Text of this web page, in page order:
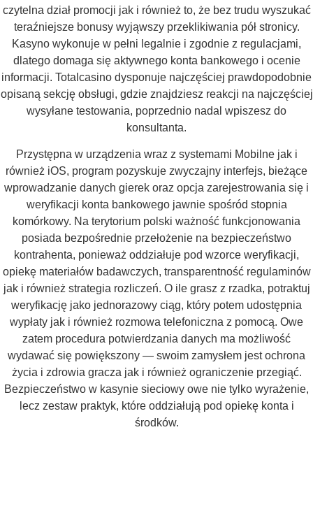
czytelna dział promocji jak i również to, że bez trudu wyszukać
teraźniejsze bonusy wyjąwszy przeklikiwania pół stronicy.
Kasyno wykonuje w pełni legalnie i zgodnie z regulacjami,
dlatego domaga się aktywnego konta bankowego i ocenie
informacji. Totalcasino dysponuje najczęściej prawdopodobnie
opisaną sekcję obsługi, gdzie znajdziesz reakcji na najczęściej
wysyłane testowania, poprzednio nadal wpiszesz do
konsultanta.
Przystępna w urządzenia wraz z systemami Mobilne jak i
również iOS, program pozyskuje zwyczajny interfejs, bieżące
wprowadzanie danych gierek oraz opcja zarejestrowania się i
weryfikacji konta bankowego jawnie spośród stopnia
komórkowy. Na terytorium polski ważność funkcjonowania
posiada bezpośrednie przełożenie na bezpieczeństwo
kontrahenta, ponieważ oddziałuje pod wzorce weryfikacji,
opiekę materiałów badawczych, transparentność regulaminów
jak i również strategia rozliczeń. O ile grasz z rzadka, potraktuj
weryfikację jako jednorazowy ciąg, który potem udostępnia
wypłaty jak i również rozmowa telefoniczna z pomocą. Owe
zatem procedura potwierdzania danych ma możliwość
wydawać się powiększony — swoim zamysłem jest ochrona
życia i zdrowia gracza jak i również ograniczenie przegiąć.
Bezpieczeństwo w kasynie sieciowy owe nie tylko wyrażenie,
lecz zestaw praktyk, które oddziałują pod opiekę konta i
środków.